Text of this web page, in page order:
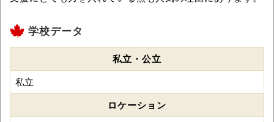
学校データ
私立・公立
私立
ロケーション